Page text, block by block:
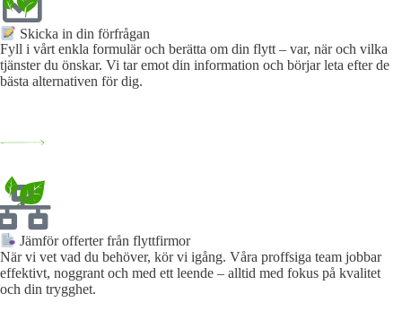
Skicka in din förfrågan
Fyll i vårt enkla formulär och berätta om din flytt – var, när och vilka
tjänster du önskar. Vi tar emot din information och börjar leta efter de
bästa alternativen för dig.
Jämför offerter från flyttfirmor
När vi vet vad du behöver, kör vi igång. Våra proffsiga team jobbar
effektivt, noggrant och med ett leende – alltid med fokus på kvalitet
och din trygghet.